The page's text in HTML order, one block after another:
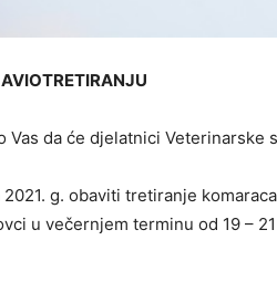
Vas da će djelatnici Veterinarske
g. obaviti tretiranje
u večernjem terminu od 19 –